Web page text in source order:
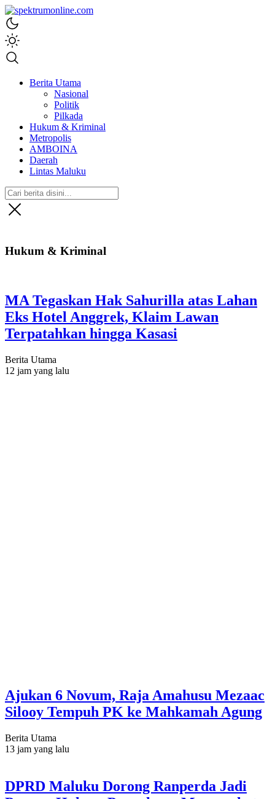
spektrumonline.com
Berita Utama
Nasional
Politik
Pilkada
Hukum & Kriminal
Metropolis
AMBOINA
Daerah
Lintas Maluku
Hukum & Kriminal
MA Tegaskan Hak Sahurilla atas Lahan
Eks Hotel Anggrek, Klaim Lawan
Terpatahkan hingga Kasasi
Berita Utama
12 jam yang lalu
Ajukan 6 Novum, Raja Amahusu Mezaac
Silooy Tempuh PK ke Mahkamah Agung
Berita Utama
13 jam yang lalu
DPRD Maluku Dorong Ranperda Jadi